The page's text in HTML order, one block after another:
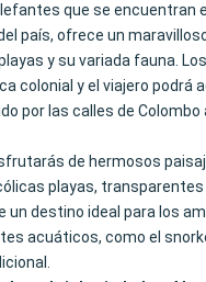
que se encuentran
país, ofrece un
y su variada fauna.
colonial y el viajero podrá
por las calles de Colombo
de hermosos
playas, transparentes
un destino ideal para los
acuáticos, como el